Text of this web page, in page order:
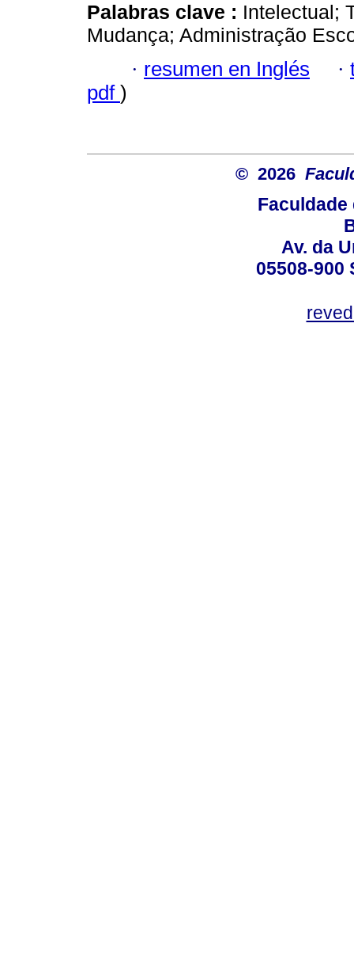
Palabras clave : Intelectual;
Mudança; Administração
· resumen en Inglés ·
pdf )
© 2026
Faculdade
Av. da
05508-900